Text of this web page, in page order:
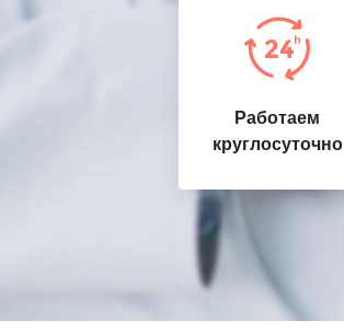
Работаем
круглосуточно